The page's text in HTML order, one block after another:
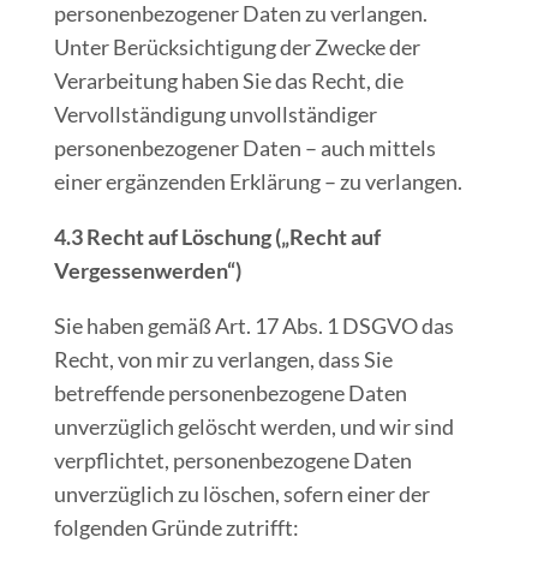
personenbezogener Daten zu verlangen.
Unter Berücksichtigung der Zwecke der
Verarbeitung haben Sie das Recht, die
Vervollständigung unvollständiger
personenbezogener Daten – auch mittels
einer ergänzenden Erklärung – zu verlangen.
4.3 Recht auf Löschung („Recht auf
Vergessenwerden“)
Sie haben gemäß Art. 17 Abs. 1 DSGVO das
Recht, von mir zu verlangen, dass Sie
betreffende personenbezogene Daten
unverzüglich gelöscht werden, und wir sind
verpflichtet, personenbezogene Daten
unverzüglich zu löschen, sofern einer der
folgenden Gründe zutrifft: